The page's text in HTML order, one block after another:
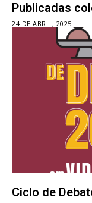
Publicadas
24 DE ABRIL, 2025
Ciclo de